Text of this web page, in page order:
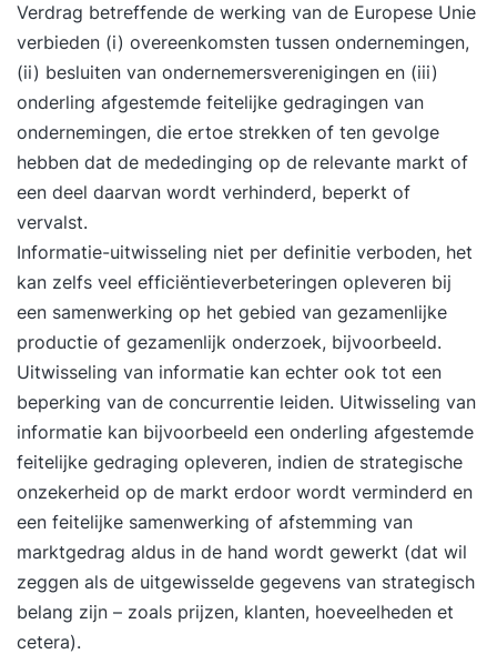
Verdrag betreffende de werking van de Europese Unie
verbieden (i) overeenkomsten tussen ondernemingen,
(ii) besluiten van ondernemersverenigingen en (iii)
onderling afgestemde feitelijke gedragingen van
ondernemingen, die ertoe strekken of ten gevolge
hebben dat de mededinging op de relevante markt of
een deel daarvan wordt verhinderd, beperkt of
vervalst.
Informatie-uitwisseling niet per definitie verboden, het
kan zelfs veel efficiëntieverbeteringen opleveren bij
een samenwerking op het gebied van gezamenlijke
productie of gezamenlijk onderzoek, bijvoorbeeld.
Uitwisseling van informatie kan echter ook tot een
beperking van de concurrentie leiden. Uitwisseling van
informatie kan bijvoorbeeld een onderling afgestemde
feitelijke gedraging opleveren, indien de strategische
onzekerheid op de markt erdoor wordt verminderd en
een feitelijke samenwerking of afstemming van
marktgedrag aldus in de hand wordt gewerkt (dat wil
zeggen als de uitgewisselde gegevens van strategisch
belang zijn – zoals prijzen, klanten, hoeveelheden et
cetera).